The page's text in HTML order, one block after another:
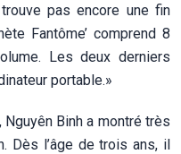
pas encore une fin
Fantôme’ comprend 8
Les deux derniers
portable.»
Binh a montré très
Dès l’âge de trois ans, il